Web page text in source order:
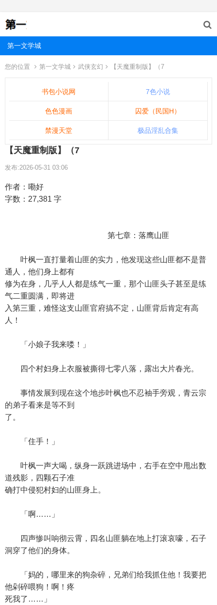
第一文学城
您的位置 第一文学城 武侠玄幻 【天魔重制版】（7
书包小说网 7色小说
色色漫画 囚爱（民国H）
禁漫天堂 极品淫乱合集
【天魔重制版】（7
发布:2026-05-31 03:06
作者：嘞好
字数：27,381 字
第七章：落鹰山匪
叶枫一直打量着山匪的实力，他发现这些山匪都不是普
通人，他们身上都有
修为在身，几乎人人都是练气一重，那个山匪头子甚至是练
气二重圆满，即将进
入第三重，难怪这支山匪官府搞不定，山匪背后肯定有高
人！
「小娘子我来喽！」
四个村妇身上衣服被撕得七零八落，露出大片春光。
事情发展到现在这个地步叶枫也不忍袖手旁观，青云宗
的弟子看来是等不到
了。
「住手！」
叶枫一声大喝，纵身一跃跳进场中，右手在空中甩出数
道残影，四颗石子准
确打中侵犯村妇的山匪身上。
「啊……」
四声惨叫响彻云霄，四名山匪躺在地上打滚哀嚎，石子
洞穿了他们的身体。
「妈的，哪里来的狗杂碎，兄弟们给我抓住他！我要把
他剁碎喂狗！啊！疼
死我了……」